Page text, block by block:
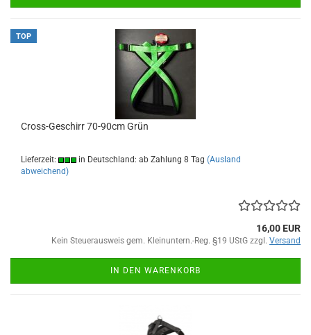
TOP
Cross-Geschirr 70-90cm Grün
Lieferzeit: in Deutschland: ab Zahlung 8 Tag (Ausland
abweichend)
16,00 EUR
Kein Steuerausweis gem. Kleinuntern.-Reg. §19 UStG zzgl. Versand
IN DEN WARENKORB